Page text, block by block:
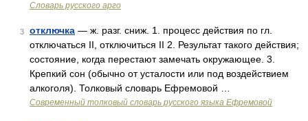
Словарь русского арго
3 отключка — ж. разг. сниж. 1. процесс действия по гл.
отключаться II, отключиться II 2. Результат такого действия;
состояние, когда перестают замечать окружающее. 3.
Крепкий сон (обычно от усталости или под воздействием
алкоголя). Толковый словарь Ефремовой …
Современный толковый словарь русского языка Ефремовой